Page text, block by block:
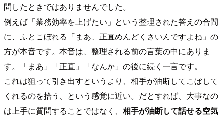
問したときではありませんでした。
例えば「業務効率を上げたい」という整理された答えの合間
に、ふとこぼれる「まあ、正直めんどくさいんですよね」の
方が本音です。本音は、整理される前の言葉の中にありま
す。「まあ」「正直」「なんか」の後に続く一言です。
これは狙って引き出すというより、相手が油断してこぼして
くれるのを拾う、という感覚に近い。だとすれば、大事なの
は上手に質問することではなく、 相手が油断して話せる空気